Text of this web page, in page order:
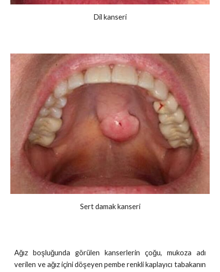
Dil kanseri
Sert damak kanseri
Ağız boşluğunda görülen kanserlerin çoğu, mukoza adı
verilen ve ağız içini döşeyen pembe renkli kaplayıcı tabakanın